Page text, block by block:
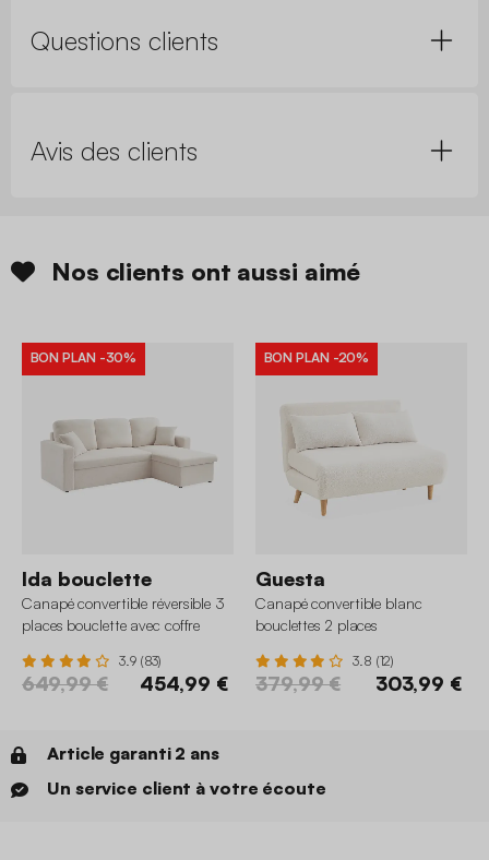
Questions clients
Avis des clients
Nos clients ont aussi aimé
BON PLAN -30%
Ida bouclette
Canapé convertible réversible 3
places bouclette avec coffre
3.9 (83)
649,99 € 454,99 €
BON PLAN -20%
Guesta
Canapé convertible blanc
bouclettes 2 places
3.8 (12)
379,99 € 303,99 €
Article garanti 2 ans
Un service client à votre écoute